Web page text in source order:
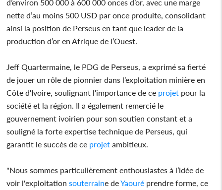
d’environ 500 000 à 600 000 onces d’or, avec une marge
nette d’au moins 500 USD par once produite, consolidant
ainsi la position de Perseus en tant que leader de la
production d’or en Afrique de l’Ouest.
Jeff Quartermaine, le PDG de Perseus, a exprimé sa fierté
de jouer un rôle de pionnier dans l’exploitation minière en
Côte d'Ivoire, soulignant l'importance de ce projet pour la
société et la région. Il a également remercié le
gouvernement ivoirien pour son soutien constant et a
souligné la forte expertise technique de Perseus, qui
garantit le succès de ce projet ambitieux.
"Nous sommes particulièrement enthousiastes à l’idée de
voir l'exploitation souterraine deYaouré prendre forme, ce